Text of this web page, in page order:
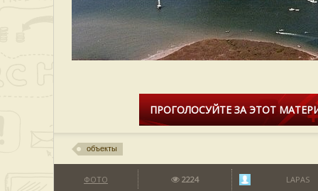
ПРОГОЛОСУЙТЕ ЗА ЭТОТ
объекты
ФОТО 2224 LAPAS